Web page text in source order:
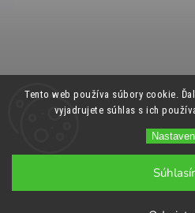
Tento web používa súbory cookie.
vyjadrujete súhlas s ich